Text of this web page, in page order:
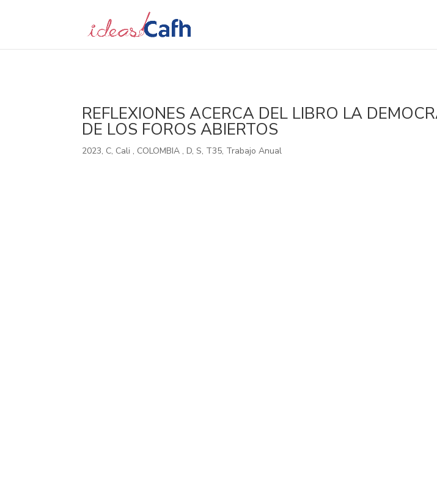
REFLEXIONES ACERCA DEL LIBRO LA
DE LOS FOROS ABIERTOS
2023, C, Cali , COLOMBIA ,D,S, T35, Trabajo Anual